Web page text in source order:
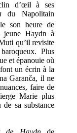
d’œil à ses
du Napolitain
son heure de
Haydn à
qu’il revisite
Plus
et épanouie où
un écrin à la
Garanča, il ne
faire de
Marie plus
sa substance